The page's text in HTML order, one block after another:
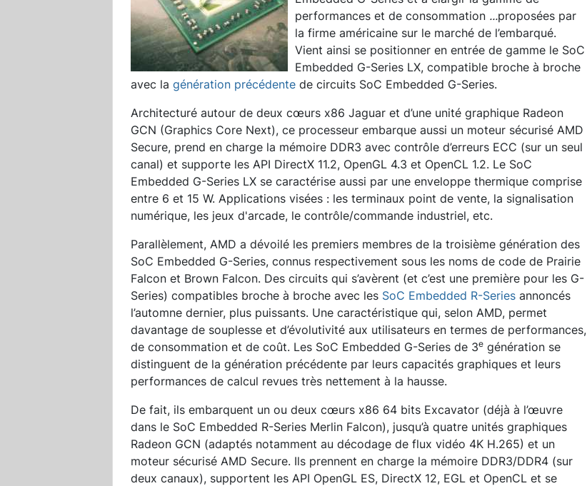
performances et de consommation ...proposées par
la firme américaine sur le marché de l’embarqué.
Vient ainsi se positionner en entrée de gamme le SoC
Embedded G-Series LX, compatible broche à broche
avec la génération précédente de circuits SoC Embedded G-Series.
Architecturé autour de deux cœurs x86 Jaguar et d’une unité graphique Radeon
GCN (Graphics Core Next), ce processeur embarque aussi un moteur sécurisé AMD
Secure, prend en charge la mémoire DDR3 avec contrôle d’erreurs ECC (sur un seul
canal) et supporte les API DirectX 11.2, OpenGL 4.3 et OpenCL 1.2. Le SoC
Embedded G-Series LX se caractérise aussi par une enveloppe thermique comprise
entre 6 et 15 W. Applications visées : les terminaux point de vente, la signalisation
numérique, les jeux d'arcade, le contrôle/commande industriel, etc.
Parallèlement, AMD a dévoilé les premiers membres de la troisième génération des
SoC Embedded G-Series, connus respectivement sous les noms de code de Prairie
Falcon et Brown Falcon. Des circuits qui s’avèrent (et c’est une première pour les G-
Series) compatibles broche à broche avec les SoC Embedded R-Series annoncés
l’automne dernier, plus puissants. Une caractéristique qui, selon AMD, permet
davantage de souplesse et d’évolutivité aux utilisateurs en termes de performances,
de consommation et de coût. Les SoC Embedded G-Series de 3e génération se
distinguent de la génération précédente par leurs capacités graphiques et leurs
performances de calcul revues très nettement à la hausse.
De fait, ils embarquent un ou deux cœurs x86 64 bits Excavator (déjà à l’œuvre
dans le SoC Embedded R-Series Merlin Falcon), jusqu’à quatre unités graphiques
Radeon GCN (adaptés notamment au décodage de flux vidéo 4K H.265) et un
moteur sécurisé AMD Secure. Ils prennent en charge la mémoire DDR3/DDR4 (sur
deux canaux), supportent les API OpenGL ES, DirectX 12, EGL et OpenCL et se